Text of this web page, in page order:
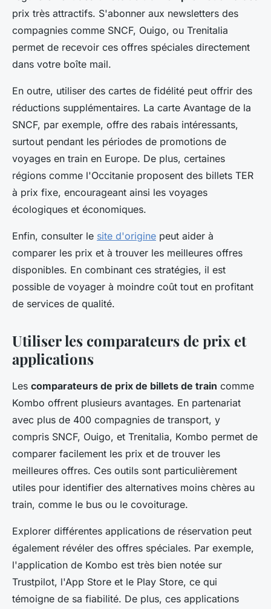
prix très attractifs. S'abonner aux newsletters des
compagnies comme SNCF, Ouigo, ou Trenitalia
permet de recevoir ces offres spéciales directement
dans votre boîte mail.
En outre, utiliser des cartes de fidélité peut offrir des
réductions supplémentaires. La carte Avantage de la
SNCF, par exemple, offre des rabais intéressants,
surtout pendant les périodes de promotions de
voyages en train en Europe. De plus, certaines
régions comme l'Occitanie proposent des billets TER
à prix fixe, encourageant ainsi les voyages
écologiques et économiques.
Enfin, consulter le site d'origine peut aider à
comparer les prix et à trouver les meilleures offres
disponibles. En combinant ces stratégies, il est
possible de voyager à moindre coût tout en profitant
de services de qualité.
Utiliser les comparateurs de prix et
applications
Les comparateurs de prix de billets de train comme
Kombo offrent plusieurs avantages. En partenariat
avec plus de 400 compagnies de transport, y
compris SNCF, Ouigo, et Trenitalia, Kombo permet de
comparer facilement les prix et de trouver les
meilleures offres. Ces outils sont particulièrement
utiles pour identifier des alternatives moins chères au
train, comme le bus ou le covoiturage.
Explorer différentes applications de réservation peut
également révéler des offres spéciales. Par exemple,
l'application de Kombo est très bien notée sur
Trustpilot, l'App Store et le Play Store, ce qui
témoigne de sa fiabilité. De plus, ces applications